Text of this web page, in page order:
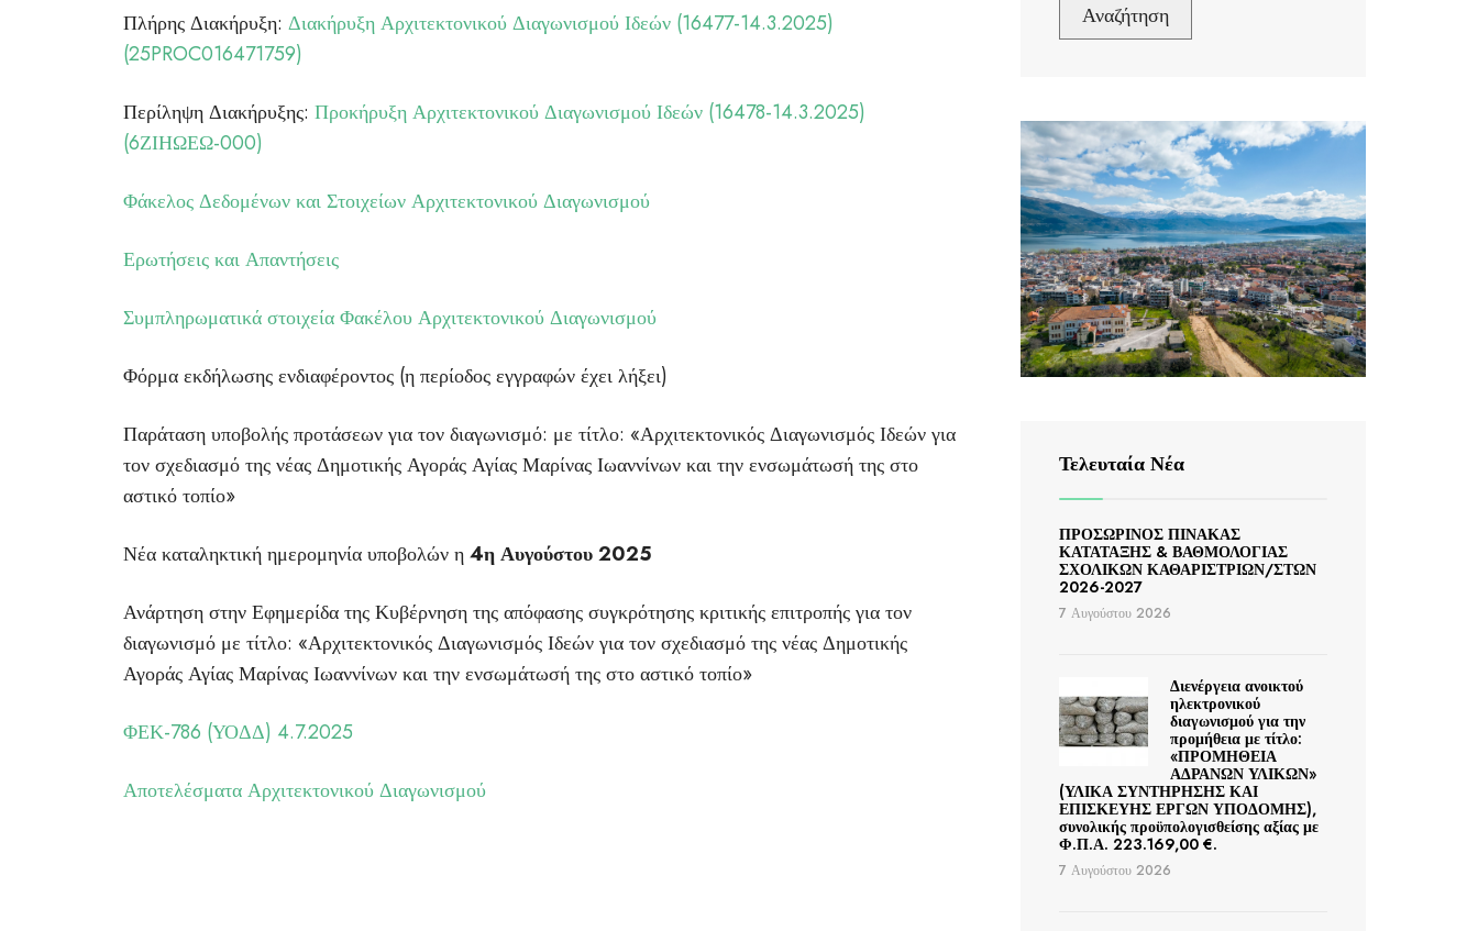
Πλήρης Διακήρυξη: Διακήρυξη Αρχιτεκτονικού Διαγωνισμού Ιδεών (16477-14.3.2025)
(25PROC016471759)
Περίληψη Διακήρυξης: Προκήρυξη Αρχιτεκτονικού Διαγωνισμού Ιδεών (16478-14.3.2025)
(6ΖΙΗΩΕΩ-000)
Φάκελος Δεδομένων και Στοιχείων Αρχιτεκτονικού Διαγωνισμού
Ερωτήσεις και Απαντήσεις
Συμπληρωματικά στοιχεία Φακέλου Αρχιτεκτονικού Διαγωνισμού
Φόρμα εκδήλωσης ενδιαφέροντος (η περίοδος εγγραφών έχει λήξει)
Παράταση υποβολής προτάσεων για τον διαγωνισμό: με τίτλο: «Αρχιτεκτονικός Διαγωνισμός Ιδεών για
τον σχεδιασμό της νέας Δημοτικής Αγοράς Αγίας Μαρίνας Ιωαννίνων και την ενσωμάτωσή της στο
αστικό τοπίο»
Νέα καταληκτική ημερομηνία υποβολών η4η Αυγούστου 2025
Ανάρτηση στην Εφημερίδα της Κυβέρνηση της απόφασης συγκρότησης κριτικής επιτροπής για τον
διαγωνισμό με τίτλο: «Αρχιτεκτονικός Διαγωνισμός Ιδεών για τον σχεδιασμό της νέας Δημοτικής
Αγοράς Αγίας Μαρίνας Ιωαννίνων και την ενσωμάτωσή της στο αστικό τοπίο»
ΦΕΚ-786 (ΥΟΔΔ) 4.7.2025
Αποτελέσματα Αρχιτεκτονικού Διαγωνισμού
Αναζήτηση
Τελευταία Νέα
ΠΡΟΣΩΡΙΝΟΣ ΠΙΝΑΚΑΣ
ΚΑΤΑΤΑΞΗΣ & ΒΑΘΜΟΛΟΓΙΑΣ
ΣΧΟΛΙΚΩΝ ΚΑΘΑΡΙΣΤΡΙΩΝ/ΣΤΩΝ
2026-2027
7 Αυγούστου 2026
Διενέργεια ανοικτού
ηλεκτρονικού
διαγωνισμού για την
προμήθεια με τίτλο:
«ΠΡΟΜΗΘΕΙΑ
ΑΔΡΑΝΩΝ ΥΛΙΚΩΝ»
(ΥΛΙΚΑ ΣΥΝΤΗΡΗΣΗΣ ΚΑΙ
ΕΠΙΣΚΕΥΗΣ ΕΡΓΩΝ ΥΠΟΔΟΜΗΣ),
συνολικής προϋπολογισθείσης αξίας με
Φ.Π.Α. 223.169,00 €.
7 Αυγούστου 2026